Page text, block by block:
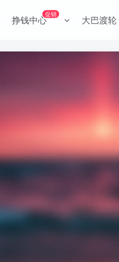
挣钱中心促销 大巴渡轮